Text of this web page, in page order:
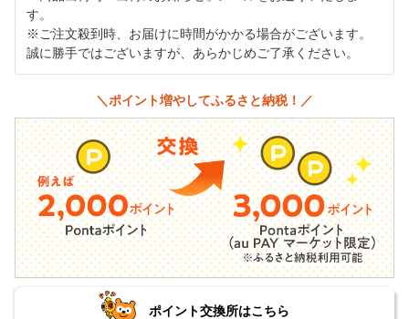
す。
※ご注文殺到時、お届けに時間がかかる場合がございます。
誠に勝手ではございますが、あらかじめご了承ください。
＼ポイント増やしてふるさと納税！／
ポイント交換所はこちら